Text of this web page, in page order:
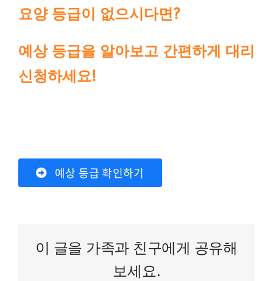
요양 등급이 없으시다면?
예상 등급을 알아보고 간편하게 대리
신청하세요!
예상 등급 확인하기
이 글을 가족과 친구에게 공유해
보세요.